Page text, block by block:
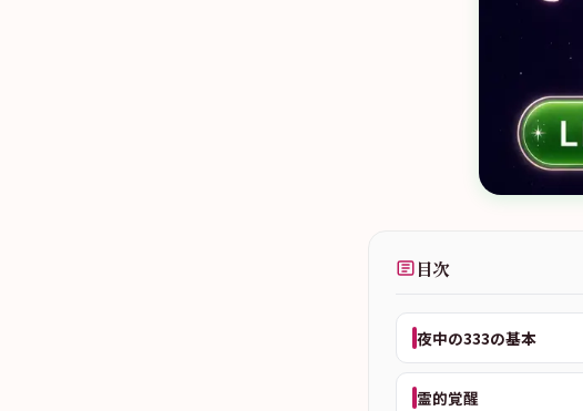
目次
夜中の333の基本
霊的覚醒